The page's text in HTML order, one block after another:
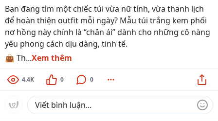
Bạn đang tìm một chiếc túi vừa nữ tính, vừa thanh lịch
để hoàn thiện outfit mỗi ngày? Mẫu túi trắng kem phối
nơ hồng này chính là “chân ái” dành cho những cô nàng
yêu phong cách dịu dàng, tinh tế.
👜 Th...Xem thêm
4.4K 0 0